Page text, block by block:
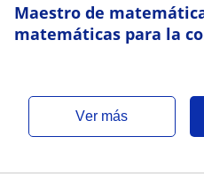
Maestro de
matemáticas para la
ver más